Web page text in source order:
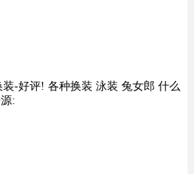
装-好评! 各种换装 泳装 兔女郎 什么
: